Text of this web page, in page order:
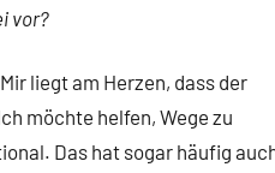
vor?
liegt am Herzen, dass der
möchte helfen, Wege zu
Das hat sogar häufig